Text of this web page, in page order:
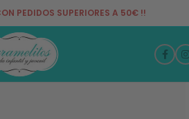
PEDIDOS SUPERIORES A 50€ !!